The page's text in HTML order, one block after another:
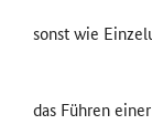
sonst wie
das Führen